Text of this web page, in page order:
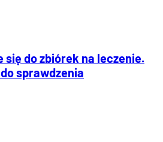
do zbiórek na leczenie.
sprawdzenia